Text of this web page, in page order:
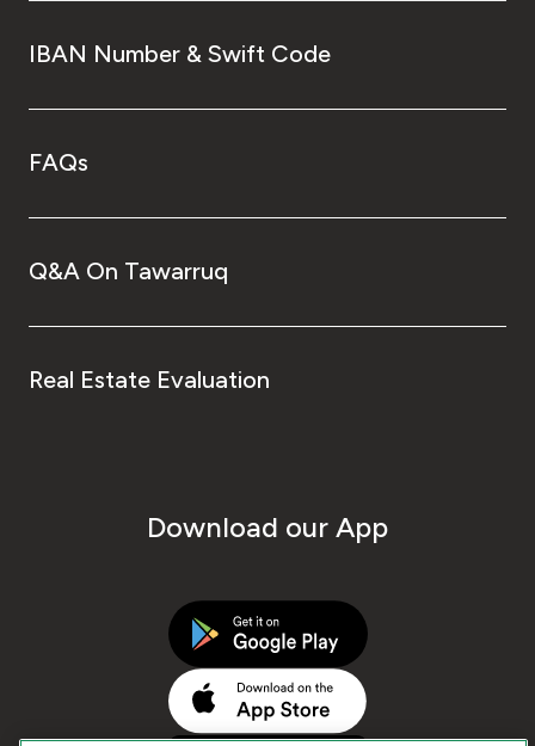
IBAN Number & Swift Code
FAQs
Q&A On Tawarruq
Real Estate Evaluation
Download our App